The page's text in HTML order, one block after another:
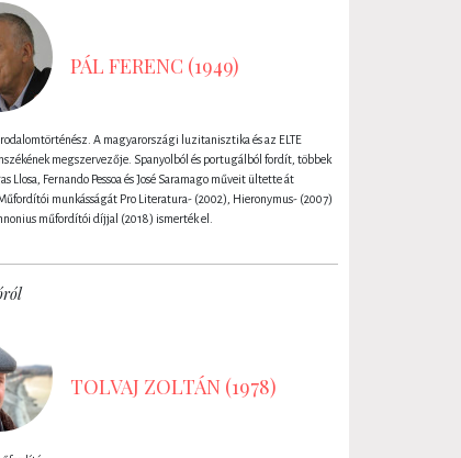
PÁL FERENC (1949)
A magyarországi luzitanisztika és az ELTE
megszervezője. Spanyolból és portugálból fordít, többek
Llosa, Fernando Pessoa és José Saramago műveit ültette át
munkásságát Pro Literatura- (2002), Hieronymus- (2007)
műfordítói díjjal (2018) ismerték el.
TOLVAJ ZOLTÁN (1978)